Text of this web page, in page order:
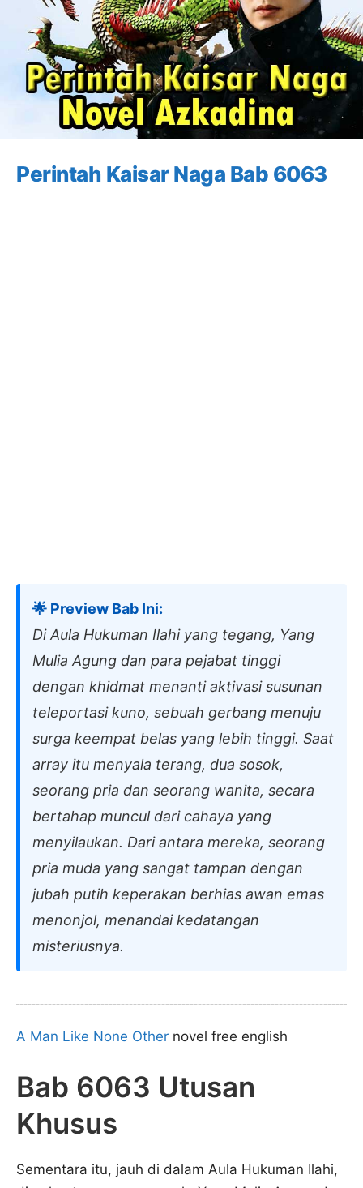
Perintah Kaisar Naga Bab 6063
🌟 Preview Bab Ini:
Di Aula Hukuman Ilahi yang tegang, Yang
Mulia Agung dan para pejabat tinggi
dengan khidmat menanti aktivasi susunan
teleportasi kuno, sebuah gerbang menuju
surga keempat belas yang lebih tinggi. Saat
array itu menyala terang, dua sosok,
seorang pria dan seorang wanita, secara
bertahap muncul dari cahaya yang
menyilaukan. Dari antara mereka, seorang
pria muda yang sangat tampan dengan
jubah putih keperakan berhias awan emas
menonjol, menandai kedatangan
misteriusnya.
A Man Like None Other novel free english
Bab 6063 Utusan
Khusus
Sementara itu, jauh di dalam Aula Hukuman Ilahi,